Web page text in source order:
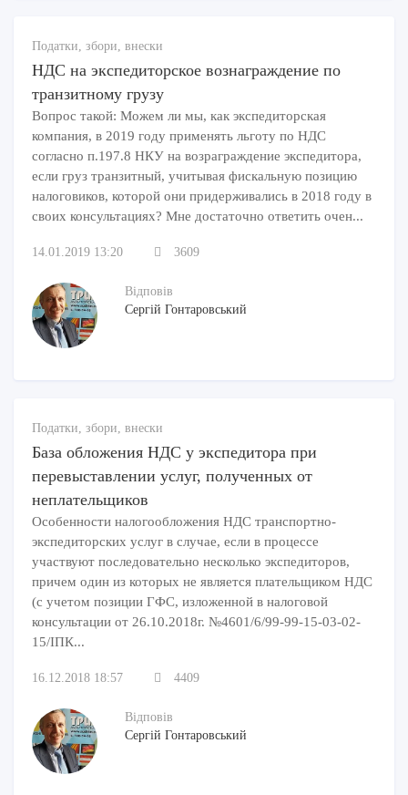
Податки, збори, внески
НДС на экспедиторское вознаграждение по
транзитному грузу
Вопрос такой: Можем ли мы, как экспедиторская
компания, в 2019 году применять льготу по НДС
согласно п.197.8 НКУ на возраграждение экспедитора,
если груз транзитный, учитывая фискальную позицию
налоговиков, которой они придерживались в 2018 году в
своих консультациях? Мне достаточно ответить очен...
14.01.2019 13:20 3609
Відповів
Сергій Гонтаровський
Податки, збори, внески
База обложения НДС у экспедитора при
перевыставлении услуг, полученных от
неплательщиков
Особенности налогообложения НДС транспортно-
экспедиторских услуг в случае, если в процессе
участвуют последовательно несколько экспедиторов,
причем один из которых не является плательщиком НДС
(с учетом позиции ГФС, изложенной в налоговой
консультации от 26.10.2018г. №4601/6/99-99-15-03-02-
15/ІПК...
16.12.2018 18:57 4409
Відповів
Сергій Гонтаровський